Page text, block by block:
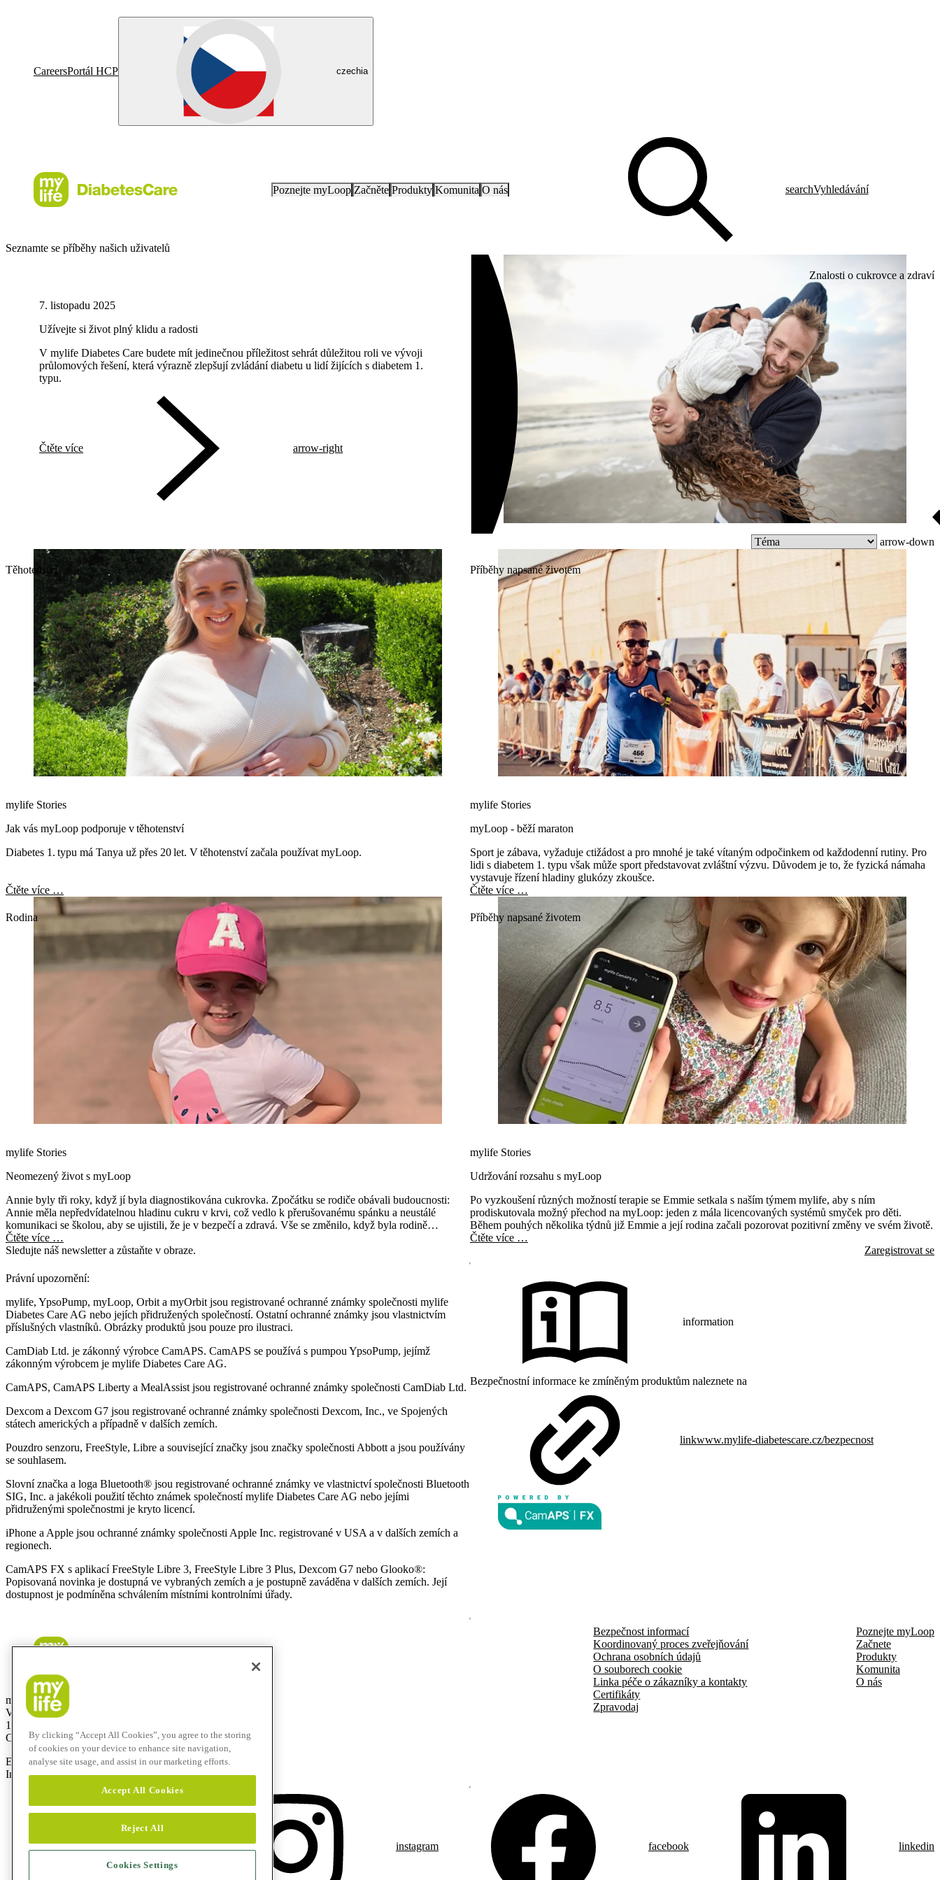
CareersPortál HCP czechia
Poznejte myLoop Začněte Produkty Komunita O nás searchVyhledávání
Seznamte se příběhy našich uživatelů
Znalosti o cukrovce a zdraví
7. listopadu 2025
Užívejte si život plný klidu a radosti
V mylife Diabetes Care budete mít jedinečnou příležitost sehrát důležitou roli ve vývoji
průlomových řešení, která výrazně zlepšují zvládání diabetu u lidí žijících s diabetem 1.
typu.
Čtěte více arrow-right
arrow-down
Těhotenství
mylife Stories
Jak vás myLoop podporuje v těhotenství
Diabetes 1. typu má Tanya už přes 20 let. V těhotenství začala používat myLoop.
Čtěte více …
Příběhy napsané životem
mylife Stories
myLoop - běží maraton
Sport je zábava, vyžaduje ctižádost a pro mnohé je také vítaným odpočinkem od každodenní rutiny. Pro
lidi s diabetem 1. typu však může sport představovat zvláštní výzvu. Důvodem je to, že fyzická námaha
vystavuje řízení hladiny glukózy zkoušce.
Čtěte více …
Rodina
mylife Stories
Neomezený život s myLoop
Annie byly tři roky, když jí byla diagnostikována cukrovka. Zpočátku se rodiče obávali budoucnosti:
Annie měla nepředvídatelnou hladinu cukru v krvi, což vedlo k přerušovanému spánku a neustálé
komunikaci se školou, aby se ujistili, že je v bezpečí a zdravá. Vše se změnilo, když byla rodině
nabídnuta inzulinová pumpa se smyčkou myLoop.
Čtěte více …
Příběhy napsané životem
mylife Stories
Udržování rozsahu s myLoop
Po vyzkoušení různých možností terapie se Emmie setkala s naším týmem mylife, aby s ním
prodiskutovala možný přechod na myLoop: jeden z mála licencovaných systémů smyček pro děti.
Během pouhých několika týdnů již Emmie a její rodina začali pozorovat pozitivní změny ve svém životě.
Čtěte více …
Sledujte náš newsletter a zůstaňte v obraze.
Zaregistrovat se
Právní upozornění:
mylife, YpsoPump, myLoop, Orbit a myOrbit jsou registrované ochranné známky společnosti mylife
Diabetes Care AG nebo jejích přidružených společností. Ostatní ochranné známky jsou vlastnictvím
příslušných vlastníků. Obrázky produktů jsou pouze pro ilustraci.
CamDiab Ltd. je zákonný výrobce CamAPS. CamAPS se používá s pumpou YpsoPump, jejímž
zákonným výrobcem je mylife Diabetes Care AG.
CamAPS, CamAPS Liberty a MealAssist jsou registrované ochranné známky společnosti CamDiab Ltd.
Dexcom a Dexcom G7 jsou registrované ochranné známky společnosti Dexcom, Inc., ve Spojených
státech amerických a případně v dalších zemích.
Pouzdro senzoru, FreeStyle, Libre a související značky jsou značky společnosti Abbott a jsou používány
se souhlasem.
Slovní značka a loga Bluetooth® jsou registrované ochranné známky ve vlastnictví společnosti Bluetooth
SIG, Inc. a jakékoli použití těchto známek společností mylife Diabetes Care AG nebo jejími
přidruženými společnostmi je kryto licencí.
iPhone a Apple jsou ochranné známky společnosti Apple Inc. registrované v USA a v dalších zemích a
regionech.
CamAPS FX s aplikací FreeStyle Libre 3, FreeStyle Libre 3 Plus, Dexcom G7 nebo Glooko®:
Popisovaná novinka je dostupná ve vybraných zemích a je postupně zaváděna v dalších zemích. Její
dostupnost je podmíněna schválením místními kontrolními úřady.
information
Bezpečnostní informace ke zmíněným produktům naleznete na
linkwww.mylife-diabetescare.cz/bezpecnost
mylife Diabetes Care s.r.o.
Vinohradská 1597/174
130 00 Praha 3
Czech Republic
E-Mail:info@mylife-diabetescare.cz
Infolinka:800 140 440
Bezpečnost informací
Koordinovaný proces zveřejňování
Ochrana osobních údajů
O souborech cookie
Linka péče o zákazníky a kontakty
Certifikáty
Zpravodaj
Poznejte myLoop
Začnete
Produkty
Komunita
O nás
instagram facebook linkedin
By clicking “Accept All Cookies”, you agree to the storing
of cookies on your device to enhance site navigation,
analyse site usage, and assist in our marketing efforts.
Accept All Cookies
Reject All
Cookies Settings